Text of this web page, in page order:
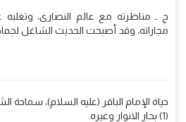
ج ـ مناظرته مع عالم النصارى،
مجاراته، وقد أصبحت الحديث الشاغل
حياة الإمام الباقر (عليه السلام)،
(1) بحار الانوار وغيره.